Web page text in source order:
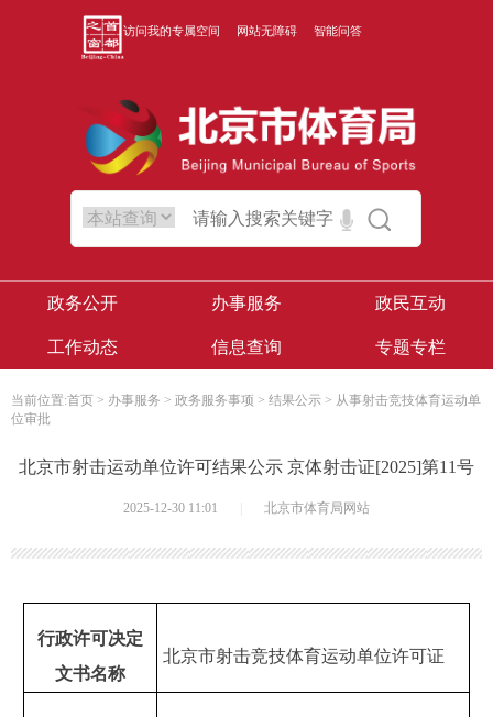
访问我的专属空间 网站无障碍 智能问答
政务公开 办事服务 政民互动
工作动态 信息查询 专题专栏
当前位置:首页 > 办事服务 > 政务服务事项 > 结果公示 > 从事射击竞技体育运动单
位审批
北京市射击运动单位许可结果公示 京体射击证[2025]第11号
2025-12-30 11:01 北京市体育局网站
行政许可决定
文书名称
北京市射击竞技体育运动单位许可证